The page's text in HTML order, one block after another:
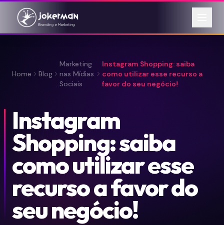
Home Blog
Marketing
nas Mídias
Sociais
Instagram Shopping: saiba
como utilizar esse recurso a
favor do seu negócio!
Instagram
Shopping: saiba
como utilizar esse
recurso a favor do
seu negócio!